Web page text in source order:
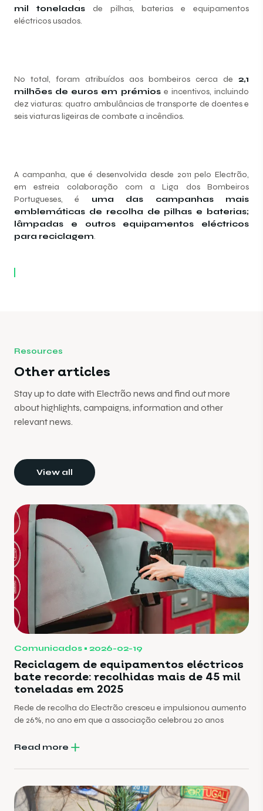
mil toneladasde pilhas, baterias e equipamentos
eléctricos usados.
No total, foram atribuídos aos bombeiros cerca de 2,1
milhões de euros em prémiose incentivos, incluindo
dez viaturas: quatro ambulâncias de transporte de doentes e
seis viaturas ligeiras de combate a incêndios.
A campanha, que é desenvolvida desde 2011 pelo Electrão,
em estreia colaboração com a Liga dos Bombeiros
Portugueses, é uma das campanhas mais
emblemáticas de recolha de pilhas e baterias;
lâmpadas e outros equipamentos eléctricos
para reciclagem.
Resources
Other articles
Stay up to date with Electrão news and find out more
about highlights, campaigns, information and other
relevant news.
View all
Comunicados 2026-02-19
Reciclagem de equipamentos eléctricos
bate recorde: recolhidas mais de 45 mil
toneladas em 2025
Rede de recolha do Electrão cresceu e impulsionou aumento
de 26%, no ano em que a associação celebrou 20 anos
Read more